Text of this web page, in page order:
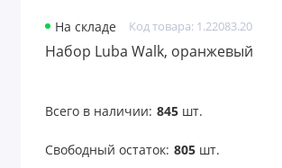
На складе Код товара: 1.22083.20
Набор Luba Walk, оранжевый
Всего в наличии: 845шт.
Свободный остаток: 805шт.